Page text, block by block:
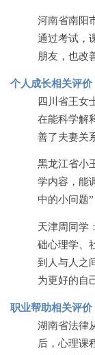
河南省南阳
通过考试，
朋友，也改
个人成长相关评价
四川省王女
在能科学解
善了夫妻关
黑龙江省小
学内容，能
中的小问题”
天津周同学：
础心理学、
到人与人之
为更好的自
职业帮助相关评价
湖南省法律
后，心理课